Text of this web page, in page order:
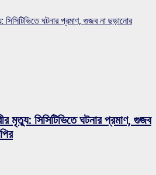
ঘটনার প্রমাণ, গুজব না ছড়ানোর
মৃত্যু: সিসিটিভিতে ঘটনার প্রমাণ, গুজব